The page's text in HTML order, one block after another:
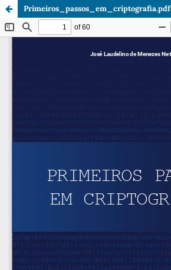
Primeiros_passos_em_criptografia.pdf